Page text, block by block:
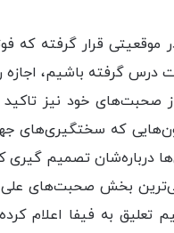
موقعیتی قرار گرفته
درس گرفته باشیم، اجازه
خود نیز تاکید
که سختگیری‌های
درباره‌شان تصمیم گیری
بخش‌ صحبت‌های علی
تعلیق به فیفا اعلام